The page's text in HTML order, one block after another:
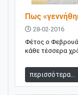
Πως
28-02-2016
Φέτος ο
κάθε τέσσερα
περισσότερα...